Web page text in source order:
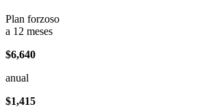
Plan forzoso
a 12 meses
$6,640
anual
$1,415